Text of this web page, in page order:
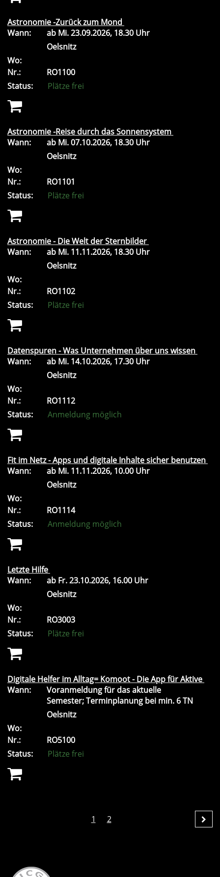
Astronomie -Zurück zum Mond
Wann:
ab Mi.23.09.2026, 18.30 Uhr
Oelsnitz
Wo:
Nr.:
RO1100
Status:
Plätze frei
Astronomie -Reise durch das Sonnensystem
Wann:
ab Mi.07.10.2026, 18.30 Uhr
Oelsnitz
Wo:
Nr.:
RO1101
Status:
Plätze frei
Astronomie - Die Welt der Sternbilder
Wann:
ab Mi. 11.11.2026, 18.30 Uhr
Oelsnitz
Wo:
Nr.:
RO1102
Status:
Plätze frei
Datenspuren - Was Unternehmen über uns wissen
Wann:
ab Mi. 14.10.2026, 17.30 Uhr
Oelsnitz
Wo:
Nr.:
RO1112
Status:
Anmeldung möglich
Fit im Netz - Apps und digitale Inhalte sicher benutzen
Wann:
ab Mi. 11.11.2026, 10.00 Uhr
Oelsnitz
Wo:
Nr.:
RO1114
Status:
Anmeldung möglich
Letzte Hilfe
Wann:
ab Fr.23.10.2026, 16.00 Uhr
Oelsnitz
Wo:
Nr.:
RO3003
Status:
Plätze frei
Digitale Helfer im Alltag= Komoot - Die App für Aktive
Wann:
Voranmeldung für das aktuelle
Semester; Terminplanung bei min. 6 TN
Oelsnitz
Wo:
Nr.:
RO5100
Status:
Plätze frei
1 2